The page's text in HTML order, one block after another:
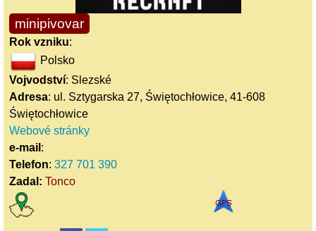
minipivovar
Rok vzniku:
Polsko
Vojvodství: Slezské
Adresa: ul. Sztygarska 27, Świętochłowice, 41-608
Świętochłowice
Webové stránky
e-mail :
Telefon: 327 701 390
Zadal: Tonco